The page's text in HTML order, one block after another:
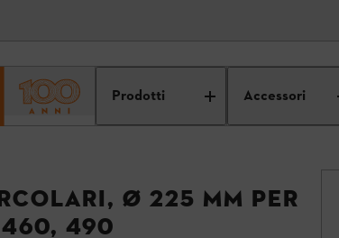
Prodotti Accessori
Ø 225 mm per
460, 490